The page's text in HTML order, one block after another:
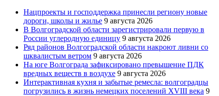
Нацпроекты и господдержка принесли региону новые
дороги, школы и жилье 9 августа 2026
В Волгоградской области зарегистрировали первую в
России углеродную единицу 9 августа 2026
Ряд районов Волгоградской области накроют ливни со
шквалистым ветром 9 августа 2026
На юге Волгограда зафиксировано превышение ПДК
вредных веществ в воздухе 9 августа 2026
Интерактивная кухня и забытые ремесла: волгоградцы
погрузились в жизнь немецких поселений XVIII века 9